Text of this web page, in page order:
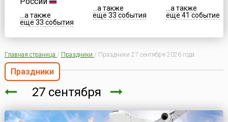
...а также
еще 33 события
...а также
еще 33 события
...а также
еще 41 событие
Главная страница / Праздники / Праздники 27 сентября 2026 года
Праздники
27 сентября